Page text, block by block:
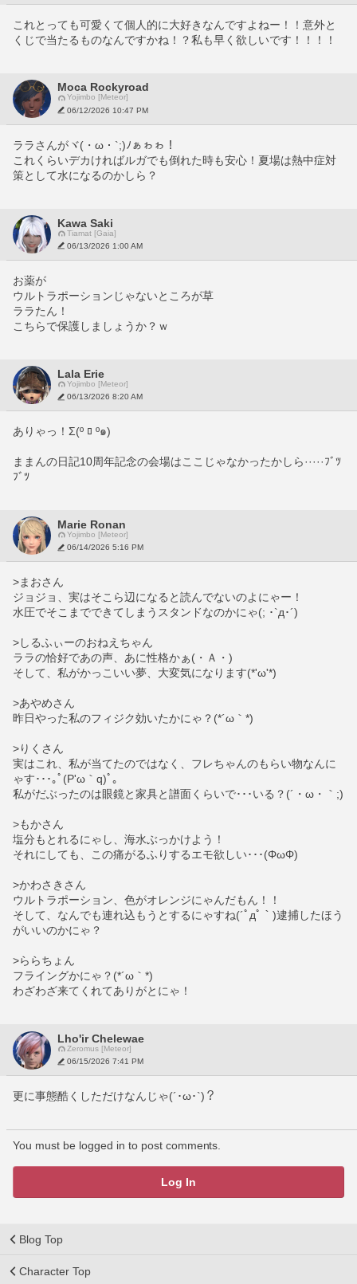
これとっても可愛くて個人的に大好きなんですよねー！！意外と
くじで当たるものなんですかね！？私も早く欲しいです！！！！
Moca Rockyroad
Yojimbo [Meteor]
06/12/2026 10:47 PM
ララさんがヾ(・ω・`;)ﾉぁゎゎ！
これくらいデカければルガでも倒れた時も安心！夏場は熱中症対
策として水になるのかしら？
Kawa Saki
Tiamat [Gaia]
06/13/2026 1:00 AM
お薬が
ウルトラポーションじゃないところが草
ララたん！
こちらで保護しましょうか？ｗ
Lala Erie
Yojimbo [Meteor]
06/13/2026 8:20 AM
ありゃっ！Σ(º ﾛ º๑)
ままんの日記10周年記念の会場はここじゃなかったかしら·····ﾌﾞﾂ
ﾌﾞﾂ
Marie Ronan
Yojimbo [Meteor]
06/14/2026 5:16 PM
>まおさん
ジョジョ、実はそこら辺になると読んでないのよにゃー！
水圧でそこまでできてしまうスタンドなのかにゃ(; ･`д･´)
>しるふぃーのおねえちゃん
ララの恰好であの声、あに性格かぁ(・Ａ・)
そして、私がかっこいい夢、大変気になります(*'ω'*)
>あやめさん
昨日やった私のフィジク効いたかにゃ？(*´ω｀*)
>りくさん
実はこれ、私が当てたのではなく、フレちゃんのもらい物なんに
ゃす･･･｡ﾟ(P'ω｀q)ﾟ｡
私がだぶったのは眼鏡と家具と譜面くらいで･･･いる？(´・ω・｀;)
>もかさん
塩分もとれるにゃし、海水ぶっかけよう！
それにしても、この痛がるふりするエモ欲しい･･･(ΦωΦ)
>かわさきさん
ウルトラポーション、色がオレンジにゃんだもん！！
そして、なんでも連れ込もうとするにゃすね(´ﾟдﾟ｀)逮捕したほう
がいいのかにゃ？
>ららちょん
フライングかにゃ？(*´ω｀*)
わざわざ来てくれてありがとにゃ！
Lho'ir Chelewae
Zeromus [Meteor]
06/15/2026 7:41 PM
更に事態酷くしただけなんじゃ(´･ω･`)？
You must be logged in to post comments.
Log In
Blog Top
Character Top